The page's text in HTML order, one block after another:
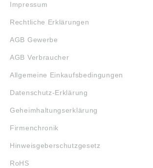
Impressum
Rechtliche Erklärungen
AGB Gewerbe
AGB Verbraucher
Allgemeine Einkaufsbedingungen
Datenschutz-Erklärung
Geheimhaltungserklärung
Firmenchronik
Hinweisgeberschutzgesetz
RoHS